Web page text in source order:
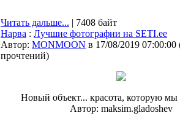
Читать дальше... | 7408 байт
Нарва : Лучшие фотографии на SETI.ee
Автор: MONMOON в 17/08/2019 07:00:00
прочтений)
Новый объект... красота, которую
Автор: maksim.gladoshev